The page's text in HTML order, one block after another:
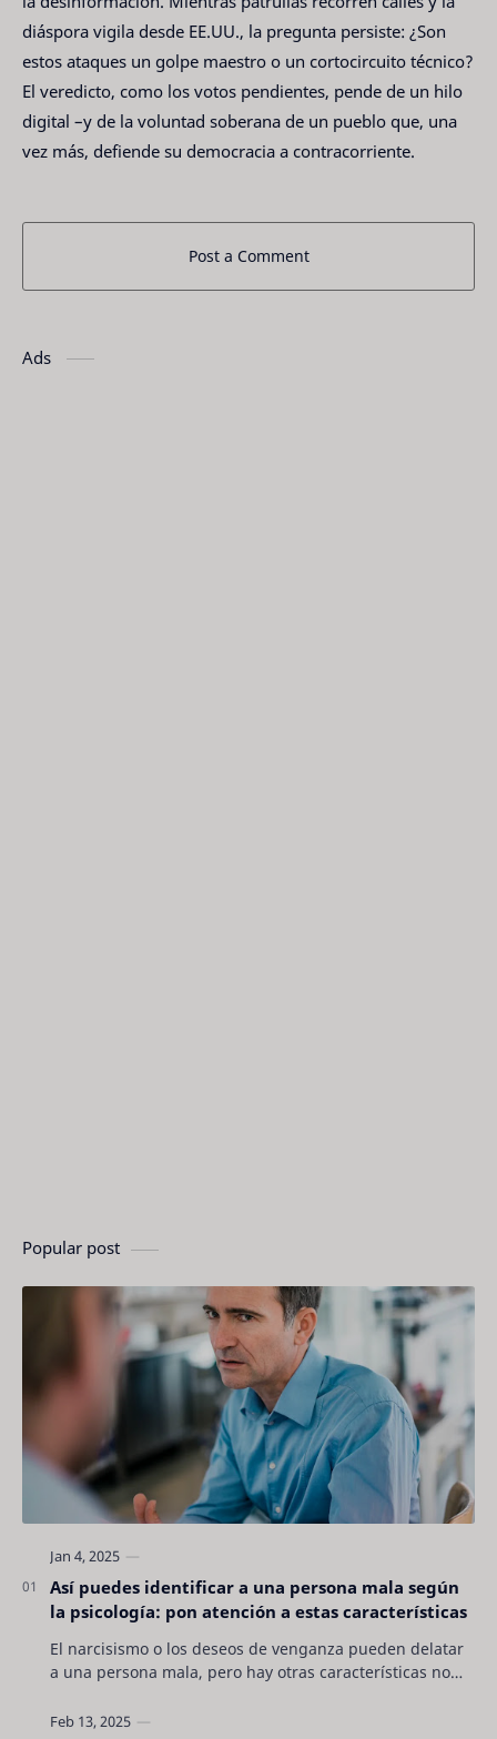
diáspora vigila desde EE.UU., la pregunta persiste: ¿Son
estos ataques un golpe maestro o un cortocircuito técnico?
El veredicto, como los votos pendientes, pende de un hilo
digital –y de la voluntad soberana de un pueblo que, una
vez más, defiende su democracia a contracorriente.
Post a Comment
Ads
Popular post
Así puedes identificar a una persona mala según
la psicología: pon atención a estas características
El narcisismo o los deseos de venganza pueden delatar
a una persona mala, pero hay otras características no